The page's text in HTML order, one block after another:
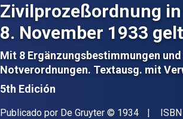
Zivilprozeßordnung
8. November 1933
Mit 8 Ergänzungsbestimmungen
Notverordnungen. Textausg. mit
5th Edición
Editorial
Publicado por De Gruyter Copyright
© 1934